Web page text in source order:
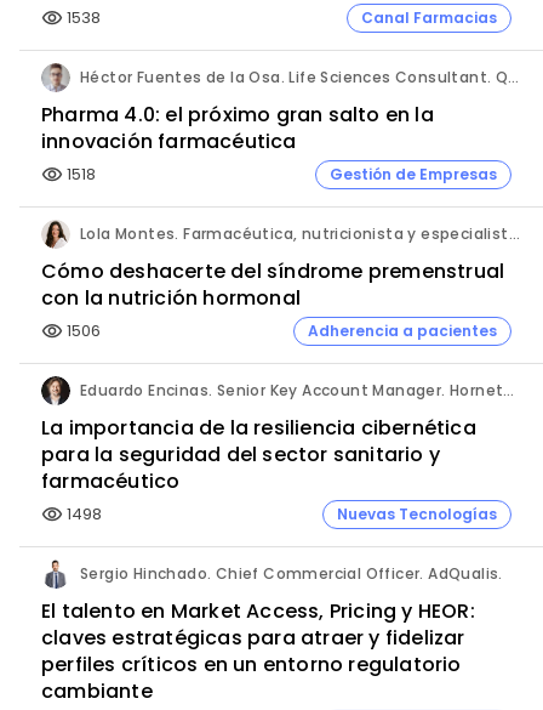
visibility 1538 Canal Farmacias
Héctor Fuentes de la Osa. Life Sciences Consultant. QbD Group.
Pharma 4.0: el próximo gran salto en la
innovación farmacéutica
visibility 1518 Gestión de Empresas
Lola Montes. Farmacéutica, nutricionista y especialista en salud hormonal y de la mujer.
Cómo deshacerte del síndrome premenstrual
con la nutrición hormonal
visibility 1506 Adherencia a pacientes
Eduardo Encinas. Senior Key Account Manager. Hornetsecurity en Iberia.
La importancia de la resiliencia cibernética
para la seguridad del sector sanitario y
farmacéutico
visibility 1498 Nuevas Tecnologías
Sergio Hinchado. Chief Commercial Officer. AdQualis.
El talento en Market Access, Pricing y HEOR:
claves estratégicas para atraer y fidelizar
perfiles críticos en un entorno regulatorio
cambiante